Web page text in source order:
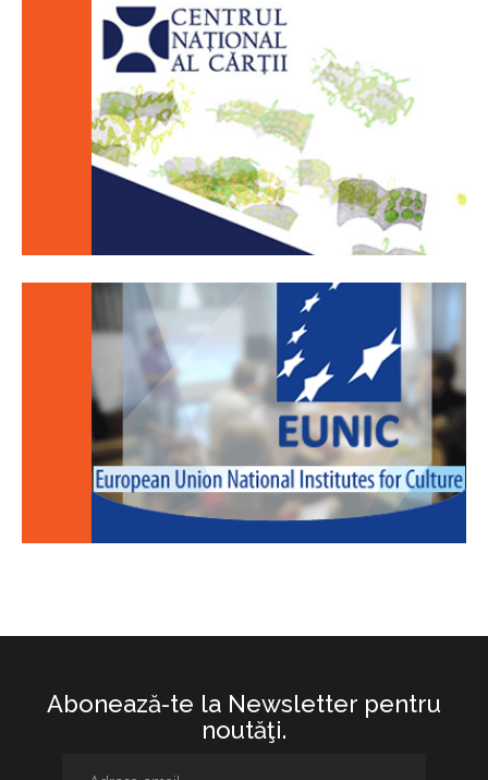
Abonează-te la Newsletter pentru
noutăţi.